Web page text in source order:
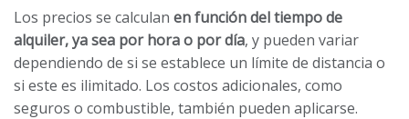
Los precios se calculan en función del tiempo de
alquiler, ya sea por hora o por día, y pueden variar
dependiendo de si se establece un límite de distancia o
si este es ilimitado. Los costos adicionales, como
seguros o combustible, también pueden aplicarse.